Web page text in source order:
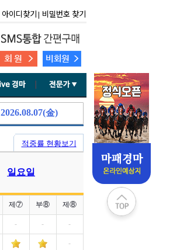
2026.08.07(金)
적중률 현황보기
일요일
제⑦ 부⑧ 제⑧
- - -
-